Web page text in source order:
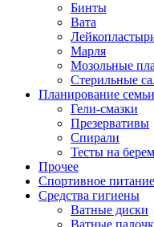
Бинты
Вата
Марля
Мозольные
Стерильные
Планирование семьи
Гели-смазки
Презервативы
Спирали
Тесты на
Прочее
Спортивное питание
Средства гигиены
Ватные диски
Ватные